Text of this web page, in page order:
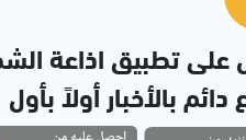
على تطبيق اذاعة
دائم بالأخبار أولاً بأول